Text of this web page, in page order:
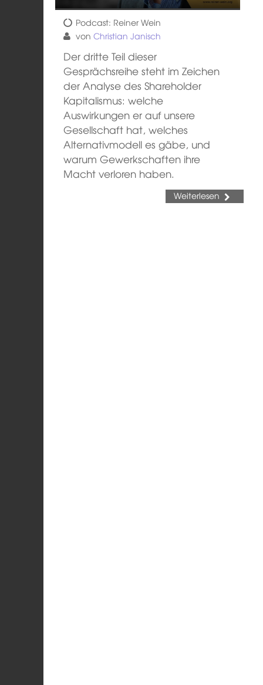
Podcast: Reiner Wein
vonChristian Janisch
Der dritte Teil dieser
Gesprächsreihe steht im Zeichen
der Analyse des Shareholder
Kapitalismus: welche
Auswirkungen er auf unsere
Gesellschaft hat, welches
Alternativmodell es gäbe, und
warum Gewerkschaften ihre
Macht verloren haben.
Weiterlesen